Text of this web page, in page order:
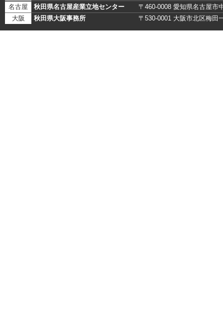
名古屋 秋田県名古屋産業立地センター
〒460-0008 愛知県名古屋市
大阪
秋田県大阪事務所 〒530-0001 大阪市北区梅田